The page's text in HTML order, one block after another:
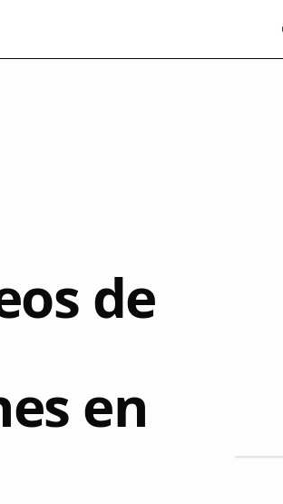
de
en